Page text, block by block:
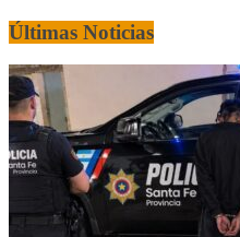
Últimas Noticias